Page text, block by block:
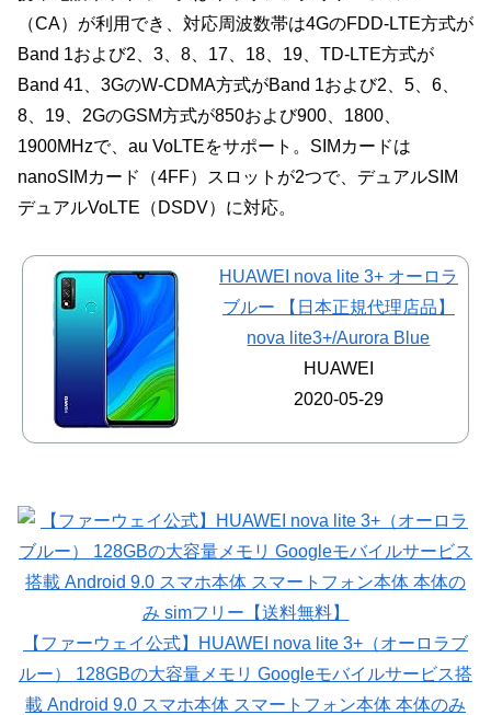
（CA）が利用でき、対応周波数帯は4GのFDD-LTE方式が
Band 1および2、3、8、17、18、19、TD-LTE方式が
Band 41、3GのW-CDMA方式がBand 1および2、5、6、
8、19、2GのGSM方式が850および900、1800、
1900MHzで、au VoLTEをサポート。SIMカードは
nanoSIMカード（4FF）スロットが2つで、デュアルSIM
デュアルVoLTE（DSDV）に対応。
HUAWEI nova lite 3+ オーロラ
ブルー 【日本正規代理店品】
nova lite3+/Aurora Blue
HUAWEI
2020-05-29
【ファーウェイ公式】HUAWEI nova lite 3+（オーロラブ
ルー） 128GBの大容量メモリ Googleモバイルサービス搭
載 Android 9.0 スマホ本体 スマートフォン本体 本体のみ